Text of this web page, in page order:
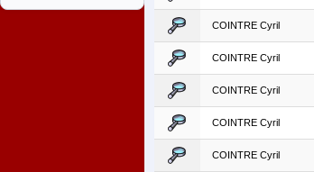
COINTRE Cyril
COINTRE Cyril
COINTRE Cyril
COINTRE Cyril
COINTRE Cyril